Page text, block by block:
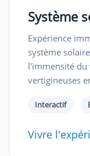
Système
Expérience
système
l'immensité du
vertigineuses
Interactif
Vivre